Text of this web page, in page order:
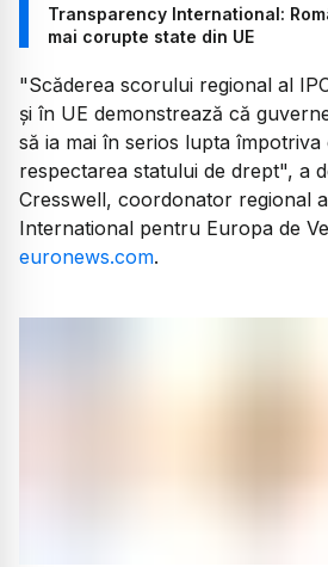
Transparency International:
mai corupte state din UE
"Scăderea scorului regional al
și în UE demonstrează că
să ia mai în serios lupta împotriva
respectarea statului de drept", a
Cresswell, coordonator regional
International pentru Europa de
euronews.com.